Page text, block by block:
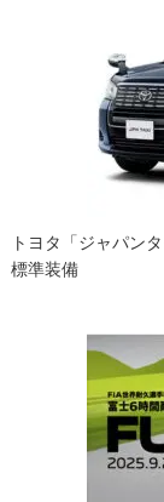
トヨタ「ジャパン
標準装備